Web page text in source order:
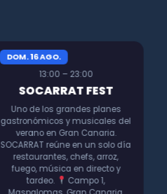
DOM. 16 AGO.
13:00 – 23:00
SOCARRAT FEST
Uno de los grandes planes
gastronómicos y musicales del
verano en Gran Canaria.
SOCARRAT reúne en un solo día
restaurantes, chefs, arroz,
fuego, música en directo y
tardeo.
Campo 1,